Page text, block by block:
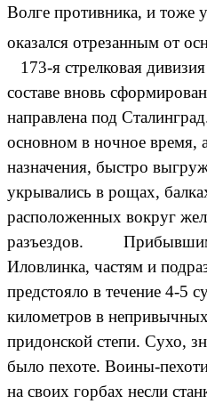
Волге противника, и тоже
оказался отрезанным от
173-я стрелковая
составе вновь
направлена под
основном в ночное время,
назначения, быстро
укрывались в рощах,
расположенных вокруг
разъездов.
Иловлинка, частям и
предстояло в течение 4-5
километров в
придонской степи. Сухо,
было пехоте. Воины-
на своих горбах несли